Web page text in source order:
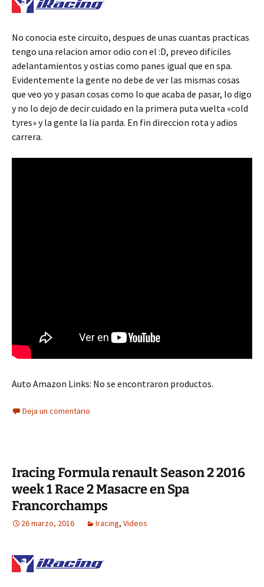
No conocia este circuito, despues de unas cuantas practicas
tengo una relacion amor odio con el :D, preveo dificiles
adelantamientos y ostias como panes igual que en spa.
Evidentemente la gente no debe de ver las mismas cosas
que veo yo y pasan cosas como lo que acaba de pasar, lo digo
y no lo dejo de decir cuidado en la primera puta vuelta «cold
tyres» y la gente la lia parda. En fin direccion rota y adios
carrera.
Auto Amazon Links: No se encontraron productos.
Deja un comentario
Iracing Formula renault Season 2 2016
week 1 Race 2 Masacre en Spa
Francorchamps
26 marzo, 2016 Iracing, Videos